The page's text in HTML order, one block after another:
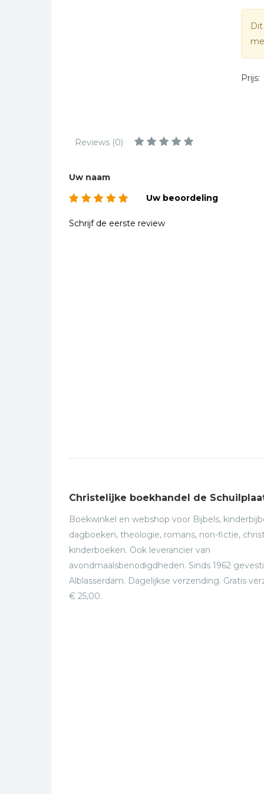
Toeristische kaarten en
Taalstudie
Wenskaarten
Prijs:
Reviews (0)
Uw naam
Uw beoordeling
Schrijf de eerste review
Christelijke boekhandel de
Boekwinkel en webshop voor Bijbels,
dagboeken, theologie, romans, non-fictie,
kinderboeken. Ook leverancier van
avondmaalsbenodigdheden. Sinds 1962
Alblasserdam. Dagelijkse verzending. Gratis
€ 25,00.